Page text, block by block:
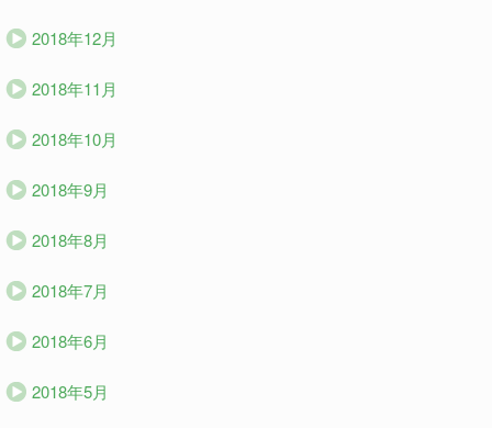
2018年12月
2018年11月
2018年10月
2018年9月
2018年8月
2018年7月
2018年6月
2018年5月